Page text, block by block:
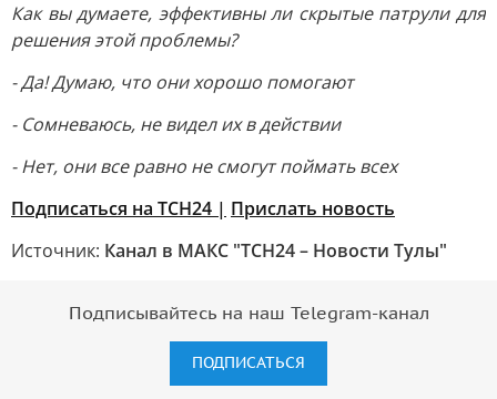
Как вы думаете, эффективны ли скрытые патрули для
решения этой проблемы?
- Да! Думаю, что они хорошо помогают
- Сомневаюсь, не видел их в действии
- Нет, они все равно не смогут поймать всех
Подписаться на ТСН24 | Прислать новость
Источник: Канал в МАКС "ТСН24 – Новости Тулы"
Подписывайтесь на наш Telegram-канал
ПОДПИСАТЬСЯ